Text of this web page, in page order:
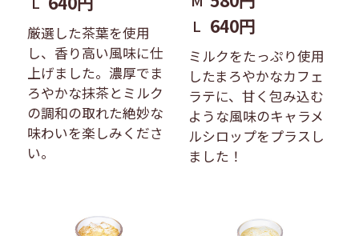
厳選した茶葉を使用
し、香り高い風味に仕
上げました。濃厚でま
ろやかな抹茶とミルク
の調和の取れた絶妙な
味わいを楽しみくださ
い。
L 640円
ミルクをたっぷり使用
したまろやかなカフェ
ラテに、甘く包み込む
ような風味のキャラメ
ルシロップをプラスし
ました！